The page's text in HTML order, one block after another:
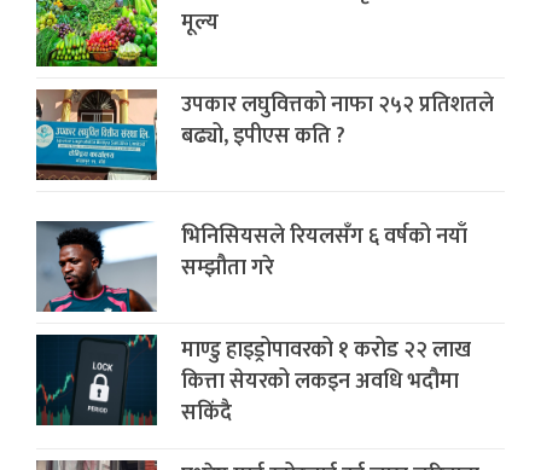
मूल्य
उपकार लघुवित्तको नाफा २५२ प्रतिशतले
बढ्यो, इपीएस कति ?
भिनिसियसले रियलसँग ६ वर्षको नयाँ
सम्झौता गरे
माण्डु हाइड्रोपावरको १ करोड २२ लाख
कित्ता सेयरको लकइन अवधि भदौमा
सकिंदै